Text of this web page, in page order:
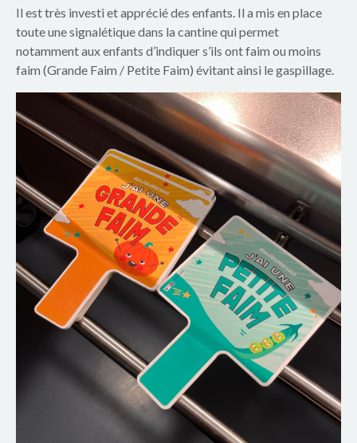
e
S
i
m
n
e
V
e
Il est très investi et apprécié des enfants. Il a mis en place
toute une signalétique dans la cantine qui permet
notamment aux enfants d’indiquer s’ils ont faim ou moins
faim (Grande Faim / Petite Faim) évitant ainsi le gaspillage.